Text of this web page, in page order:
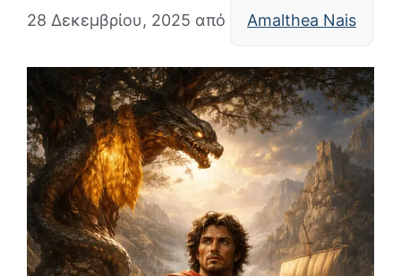
28 Δεκεμβρίου, 2025 από Amalthea Nais